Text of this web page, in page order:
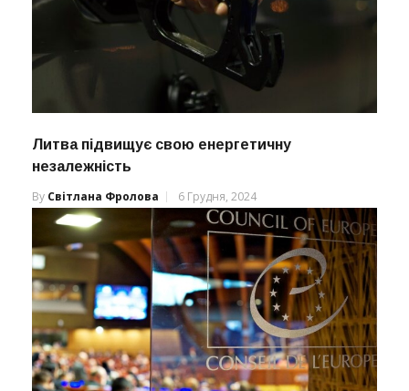
Литва підвищує свою енергетичну
незалежність
By Світлана Фролова 6 Грудня, 2024